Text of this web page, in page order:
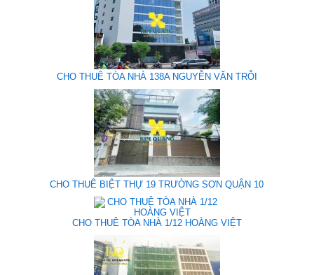
CHO THUÊ TÒA NHÀ 138A NGUYỄN VĂN TRỖI
CHO THUÊ BIỆT THỰ 19 TRƯỜNG SƠN QUẬN 10
CHO THUÊ TÒA NHÀ 1/12 HOÀNG VIỆT